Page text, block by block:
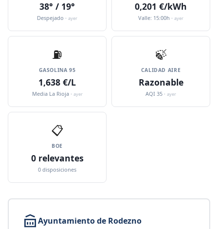
38° / 19°
Despejado · ayer
0,201 €/kWh
Valle: 15:00h · ayer
⛽️
GASOLINA 95
1,638 €/L
Media La Rioja · ayer
🍃
CALIDAD AIRE
Razonable
AQI 35 · ayer
📋
BOE
0 relevantes
0 disposiciones
Ayuntamiento de Rodezno